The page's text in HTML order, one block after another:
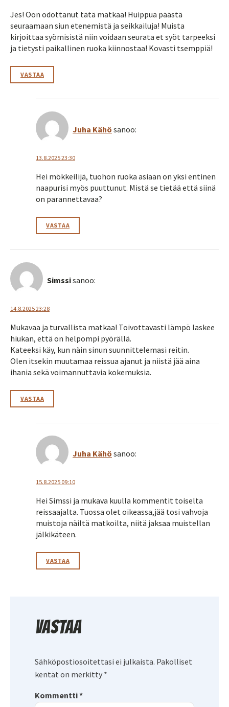
Jes! Oon odottanut tätä matkaa! Huippua päästä
seuraamaan siun etenemistä ja seikkailuja! Muista
kirjoittaa syömisistä niin voidaan seurata et syöt tarpeeksi
ja tietysti paikallinen ruoka kiinnostaa! Kovasti tsemppiä!
VASTAA
Juha Kähö sanoo:
13.8.2025 23:30
Hei mökkeilijä, tuohon ruoka asiaan on yksi entinen
naapurisi myös puuttunut. Mistä se tietää että siinä
on parannettavaa?
VASTAA
Simssisanoo:
14.8.2025 23:28
Mukavaa ja turvallista matkaa! Toivottavasti lämpö laskee
hiukan, että on helpompi pyörällä.
Kateeksi käy, kun näin sinun suunnittelemasi reitin.
Olen itsekin muutamaa reissua ajanut ja niistä jää aina
ihania sekä voimannuttavia kokemuksia.
VASTAA
Juha Kähö sanoo:
15.8.2025 09:10
Hei Simssi ja mukava kuulla kommentit toiselta
reissaajalta. Tuossa olet oikeassa,jää tosi vahvoja
muistoja näiltä matkoilta, niitä jaksaa muistellan
jälkikäteen.
VASTAA
Vastaa
Sähköpostiosoitettasi ei julkaista. Pakolliset
kentät on merkitty *
Kommentti*